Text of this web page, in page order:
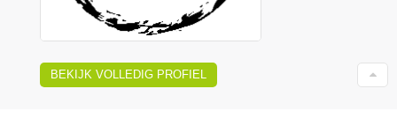
BEKIJK VOLLEDIG PROFIEL